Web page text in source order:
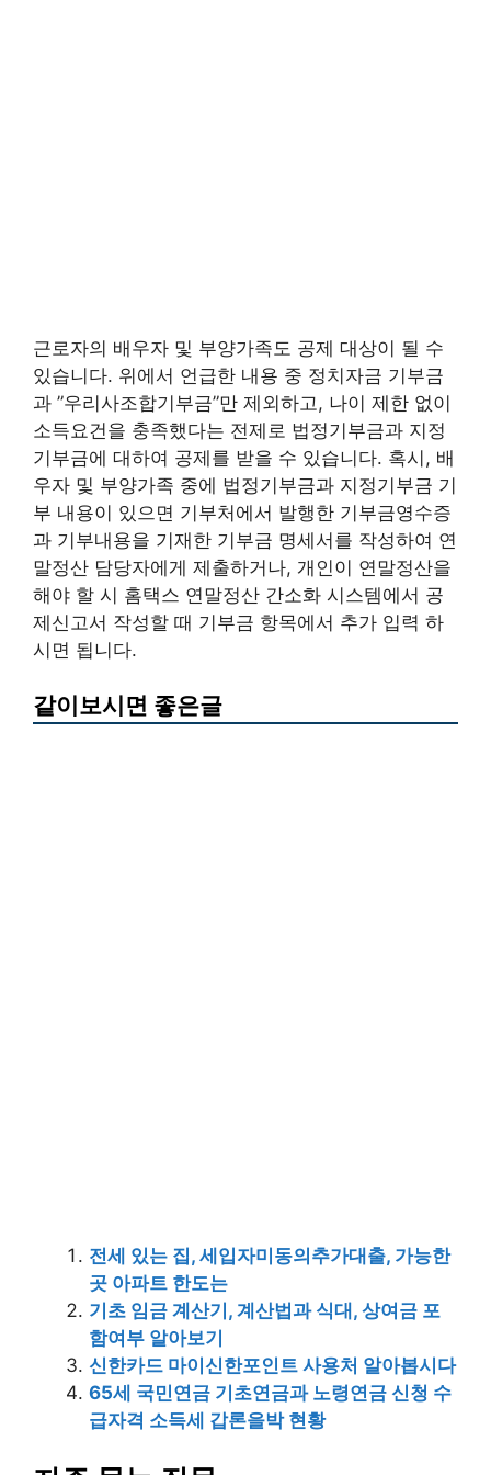
근로자의 배우자 및 부양가족도 공제 대상이 될 수
있습니다. 위에서 언급한 내용 중 정치자금 기부금
과 ”우리사조합기부금”만 제외하고, 나이 제한 없이
소득요건을 충족했다는 전제로 법정기부금과 지정
기부금에 대하여 공제를 받을 수 있습니다. 혹시, 배
우자 및 부양가족 중에 법정기부금과 지정기부금 기
부 내용이 있으면 기부처에서 발행한 기부금영수증
과 기부내용을 기재한 기부금 명세서를 작성하여 연
말정산 담당자에게 제출하거나, 개인이 연말정산을
해야 할 시 홈택스 연말정산 간소화 시스템에서 공
제신고서 작성할 때 기부금 항목에서 추가 입력 하
시면 됩니다.
같이보시면 좋은글
전세 있는 집, 세입자미동의추가대출, 가능한
곳 아파트 한도는
기초 임금 계산기, 계산법과 식대, 상여금 포
함여부 알아보기
신한카드 마이신한포인트 사용처 알아봅시다
65세 국민연금 기초연금과 노령연금 신청 수
급자격 소득세 갑론을박 현황